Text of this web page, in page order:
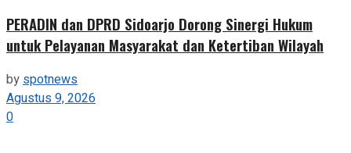
PERADIN dan DPRD Sidoarjo Dorong Sinergi Hukum
untuk Pelayanan Masyarakat dan Ketertiban Wilayah
by spotnews
Agustus 9, 2026
0